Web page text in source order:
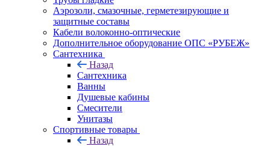
Аэрозоли, смазочные, герметезирующие и
защитные составы
Кабели волоконно-оптические
Дополнительное оборудование ОПС «РУБЕЖ»
Сантехника
Назад
Сантехника
Ванны
Душевые кабины
Смесители
Унитазы
Спортивные товары
Назад